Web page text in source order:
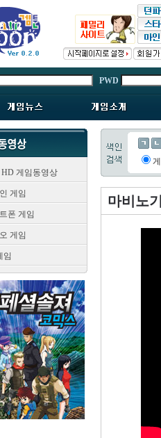
PWD
HD 게임동영상
게임
폰 게임
게임
임
마비노